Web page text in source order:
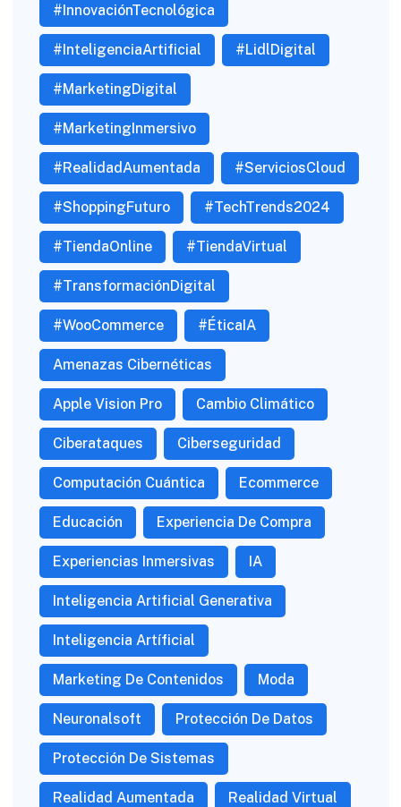
#InnovaciónTecnológica
#InteligenciaArtificial #LidlDigital
#MarketingDigital
#MarketingInmersivo
#RealidadAumentada #ServiciosCloud
#ShoppingFuturo #TechTrends2024
#TiendaOnline #TiendaVirtual
#TransformaciónDigital
#WooCommerce #ÉticaIA
Amenazas Cibernéticas
Apple Vision Pro Cambio Climático
Ciberataques Ciberseguridad
Computación Cuántica Ecommerce
Educación Experiencia De Compra
Experiencias Inmersivas IA
Inteligencia Artificial Generativa
Inteligencia Artíficial
Marketing De Contenidos Moda
Neuronalsoft Protección De Datos
Protección De Sistemas
Realidad Aumentada Realidad Virtual